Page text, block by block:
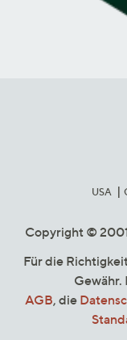
USA
Copyright ©
Für die
AGB, die